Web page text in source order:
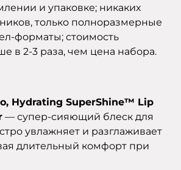
и упаковке; никаких
только полноразмерные
форматы; стоимость
в 2-3 раза, чем цена набора.
Hydrating SuperShine™ Lip
— супер-сияющий блеск для
увлажняет и разглаживает
длительный комфорт при